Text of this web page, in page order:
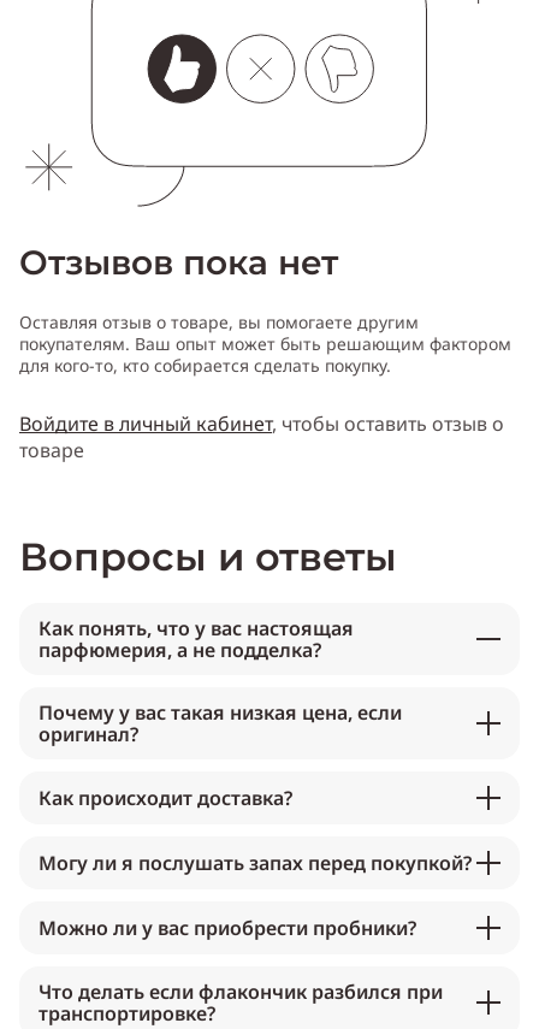
Отзывов пока нет
Оставляя отзыв о товаре, вы помогаете другим
покупателям. Ваш опыт может быть решающим фактором
для кого-то, кто собирается сделать покупку.
Войдите в личный кабинет, чтобы оставить отзыв о
товаре
Вопросы и ответы
Как понять, что у вас настоящая
парфюмерия, а не подделка?
Почему у вас такая низкая цена, если
оригинал?
Как происходит доставка?
Могу ли я послушать запах перед покупкой?
Можно ли у вас приобрести пробники?
Что делать если флакончик разбился при
транспортировке?